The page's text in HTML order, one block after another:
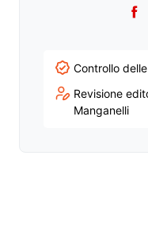
Controllo
Revisione
Manganelli